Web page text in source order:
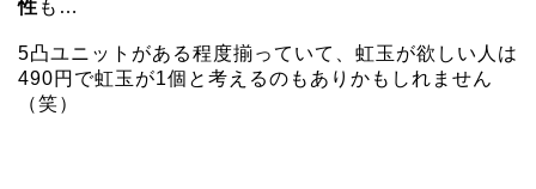
性 も…
5凸ユニットがある程度揃っていて、虹玉が欲しい人は
490円で虹玉が1個と考えるのもありかもしれません
（笑）